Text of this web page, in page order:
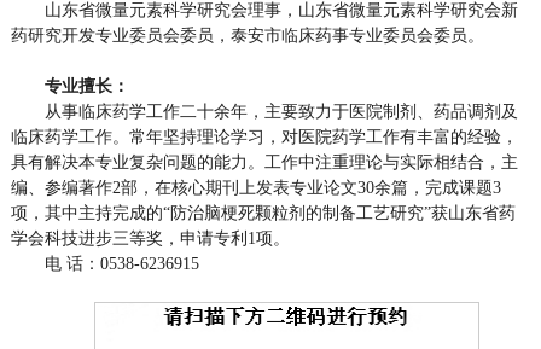
山东省微量元素科学研究会理事，山东省微量元素科学研究会新
药研究开发专业委员会委员，泰安市临床药事专业委员会委员。
专业擅长：
从事临床药学工作二十余年，主要致力于医院制剂、药品调剂及
临床药学工作。常年坚持理论学习，对医院药学工作有丰富的经验，
具有解决本专业复杂问题的能力。工作中注重理论与实际相结合，主
编、参编著作2部，在核心期刊上发表专业论文30余篇，完成课题3
项，其中主持完成的“防治脑梗死颗粒剂的制备工艺研究”获山东省药
学会科技进步三等奖，申请专利1项。
电 话：0538-6236915